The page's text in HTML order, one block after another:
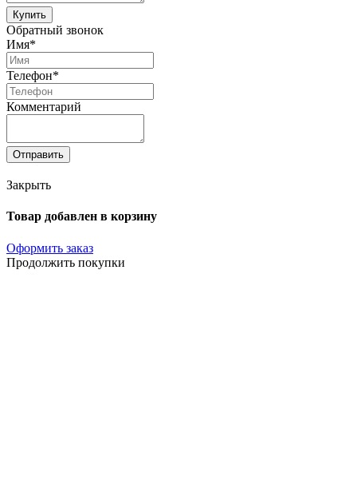
Купить
Обратный звонок
Имя*
Телефон*
Комментарий
Отправить
Закрыть
Товар добавлен в корзину
Оформить заказ
Продолжить покупки